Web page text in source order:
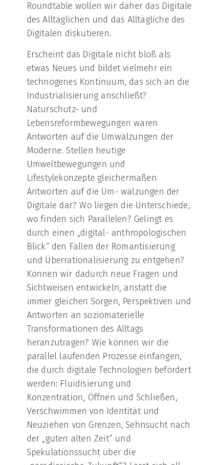
Roundtable wollen wir daher das Digitale
des Alltäglichen und das Alltägliche des
Digitalen diskutieren.
Erscheint das Digitale nicht bloß als
etwas Neues und bildet vielmehr ein
technogenes Kontinuum, das sich an die
Industrialisierung anschließt?
Naturschutz- und
Lebensreformbewegungen waren
Antworten auf die Umwälzungen der
Moderne. Stellen heutige
Umweltbewegungen und
Lifestylekonzepte gleichermaßen
Antworten auf die Um- wälzungen der
Digitale dar? Wo liegen die Unterschiede,
wo finden sich Parallelen? Gelingt es
durch einen „digital- anthropologischen
Blick“ den Fallen der Romantisierung
und Überrationalisierung zu entgehen?
Können wir dadurch neue Fragen und
Sichtweisen entwickeln, anstatt die
immer gleichen Sorgen, Perspektiven und
Antworten an soziomaterielle
Transformationen des Alltags
heranzutragen? Wie können wir die
parallel laufenden Prozesse einfangen,
die durch digitale Technologien befördert
werden: Fluidisierung und
Konzentration, Öffnen und Schließen,
Verschwimmen von Identität und
Neuziehen von Grenzen, Sehnsucht nach
der „guten alten Zeit“ und
Spekulationssucht über die